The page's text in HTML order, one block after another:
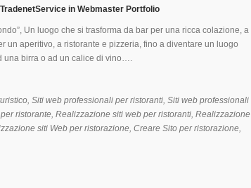
TradenetService in Webmaster Portfolio
Un luogo che si trasforma da bar per una ricca colazione, a
un aperitivo, a ristorante e pizzeria, fino a diventare un luogo
una birra o ad un calice di vino….
Siti web professionali per ristoranti, Siti web professionali
ristorante, Realizzazione siti web perristoranti, Realizzazione
siti Web per ristorazione, Creare Sito perristorazione,